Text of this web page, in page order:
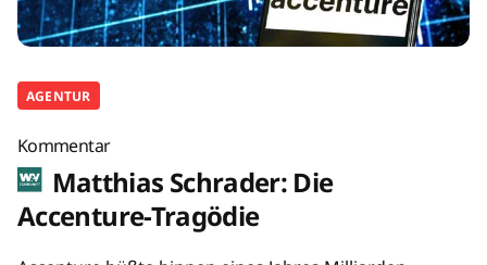
AGENTUR
Kommentar
Matthias Schrader: Die
Accenture-Tragödie